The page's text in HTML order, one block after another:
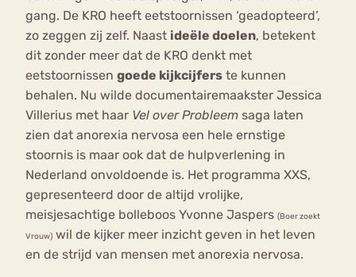
gang. De KRO heeft eetstoornissen ‘geadopteerd’,
zo zeggen zij zelf. Naast ideële doelen, betekent
dit zonder meer dat de KRO denkt met
eetstoornissen goede kijkcijfers te kunnen
behalen. Nu wilde documentairemaakster Jessica
Villerius met haar Vel over Probleem saga laten
zien dat anorexia nervosa een hele ernstige
stoornis is maar ook dat de hulpverlening in
Nederland onvoldoende is. Het programma XXS,
gepresenteerd door de altijd vrolijke,
meisjesachtige bolleboos Yvonne Jaspers (Boer zoekt
Vrouw) wil de kijker meer inzicht geven in het leven
en de strijd van mensen met anorexia nervosa.